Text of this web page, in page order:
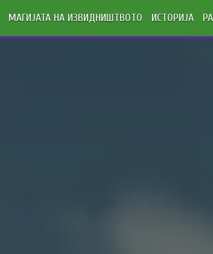
МАГИЈАТА НА ИЗВИДНИШТВОТО ИСТОРИЈА